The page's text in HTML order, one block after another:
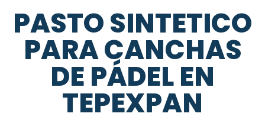
PASTO SINTETICO
PARA CANCHAS
DE PÁDEL EN
TEPEXPAN